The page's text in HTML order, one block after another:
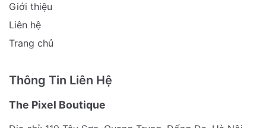
Giới thiệu
Liên hệ
Trang chủ
Thông Tin Liên Hệ
The Pixel Boutique